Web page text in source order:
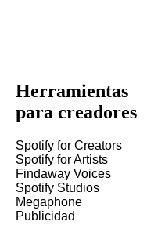
Herramientas
para creadores
Spotify for Creators
Spotify for Artists
Findaway Voices
Spotify Studios
Megaphone
Publicidad